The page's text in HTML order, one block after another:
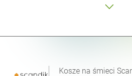
Kosze na śmieci